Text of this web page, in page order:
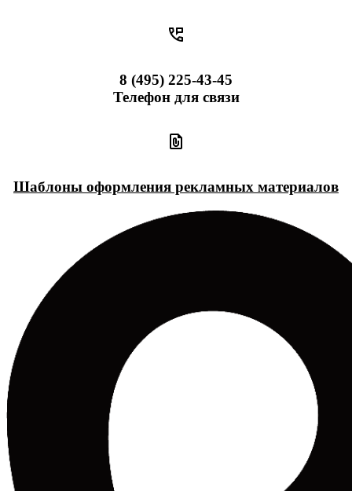
8 (495) 225-43-45
Телефон для связи
Шаблоны оформления рекламных материалов